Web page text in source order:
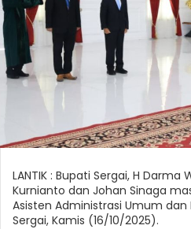
LANTIK : Bupati Sergai, H
Kurnianto dan Johan Sinaga
Asisten Administrasi Umum
Sergai, Kamis (16/10/2025).